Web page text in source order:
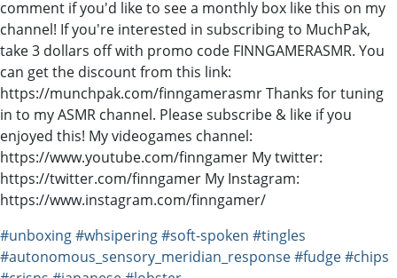
comment if you'd like to see a monthly box like this on my
channel! If you're interested in subscribing to MuchPak,
take 3 dollars off with promo code FINNGAMERASMR. You
can get the discount from this link:
https://munchpak.com/finngamerasmr Thanks for tuning
in to my ASMR channel. Please subscribe & like if you
enjoyed this! My videogames channel:
https://www.youtube.com/finngamer My twitter:
https://twitter.com/finngamer My Instagram:
https://www.instagram.com/finngamer/
#unboxing#whsipering#soft-spoken #tingles
#autonomous_sensory_meridian_response#fudge#chips